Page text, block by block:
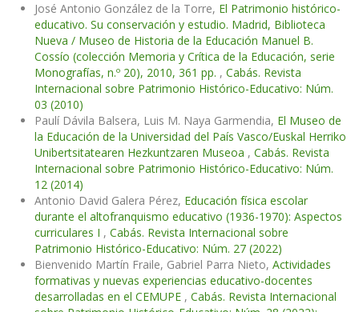
José Antonio González de la Torre, El Patrimonio histórico-
educativo. Su conservación y estudio. Madrid, Biblioteca
Nueva / Museo de Historia de la Educación Manuel B.
Cossío (colección Memoria y Crítica de la Educación, serie
Monografías, n.º 20), 2010, 361 pp. , Cabás. Revista
Internacional sobre Patrimonio Histórico-Educativo: Núm.
03 (2010)
Paulí Dávila Balsera, Luis M. Naya Garmendia, El Museo de
la Educación de la Universidad del País Vasco/Euskal Herriko
Unibertsitatearen Hezkuntzaren Museoa , Cabás. Revista
Internacional sobre Patrimonio Histórico-Educativo: Núm.
12 (2014)
Antonio David Galera Pérez, Educación física escolar
durante el altofranquismo educativo (1936-1970): Aspectos
curriculares I , Cabás. Revista Internacional sobre
Patrimonio Histórico-Educativo: Núm. 27 (2022)
Bienvenido Martín Fraile, Gabriel Parra Nieto, Actividades
formativas y nuevas experiencias educativo-docentes
desarrolladas en el CEMUPE , Cabás. Revista Internacional